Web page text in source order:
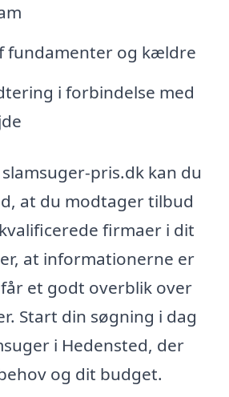
fundamenter og kældre
i forbindelse med
pris.dk kan du
at du modtager tilbud
firmaer i dit
at informationerne er
et godt overblik over
Start din søgning i dag
i Hedensted, der
og dit budget.